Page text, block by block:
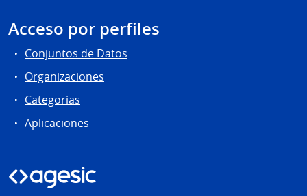
Acceso por perfiles
Conjuntos de Datos
Organizaciones
Categorias
Aplicaciones